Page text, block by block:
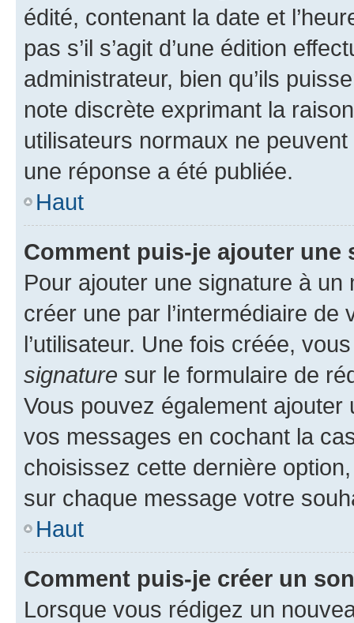
édité, contenant la date et
pas s’il s’agit d’une édition
administrateur, bien qu’ils
note discrète exprimant la
utilisateurs normaux ne
une réponse a été publiée.
Haut
Comment puis-je ajouter une
Pour ajouter une signature à un
créer une par l’intermédiaire
l’utilisateur. Une fois créée,
signature sur le formulaire de
Vous pouvez également
vos messages en cochant la
choisissez cette dernière
sur chaque message votre
Haut
Comment puis-je créer un
Lorsque vous rédigez un